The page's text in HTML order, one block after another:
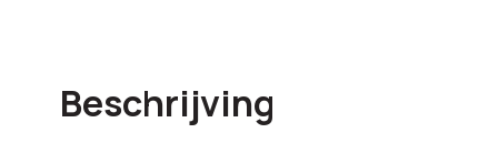
Beschrijving